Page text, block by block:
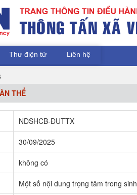
Thư điện tử Liên hệ
THỂ
NDSHCB-ĐUTTX
30/09/2025
không có
Một số nội dung trọng tâm trong